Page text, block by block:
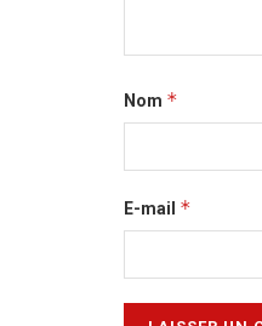
Nom *
E-mail *